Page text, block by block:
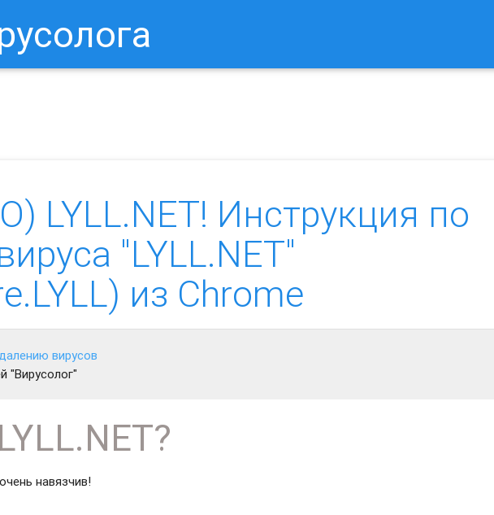
LYLL.NET! Инструкция по
"LYLL.NET"
из Chrome
вирусов
"Вирусолог"
навязчив!